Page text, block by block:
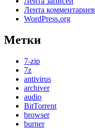
Лента комментариев
WordPress.org
Метки
7-zip
7z
antivirus
archiver
audio
BitTorrent
browser
burner